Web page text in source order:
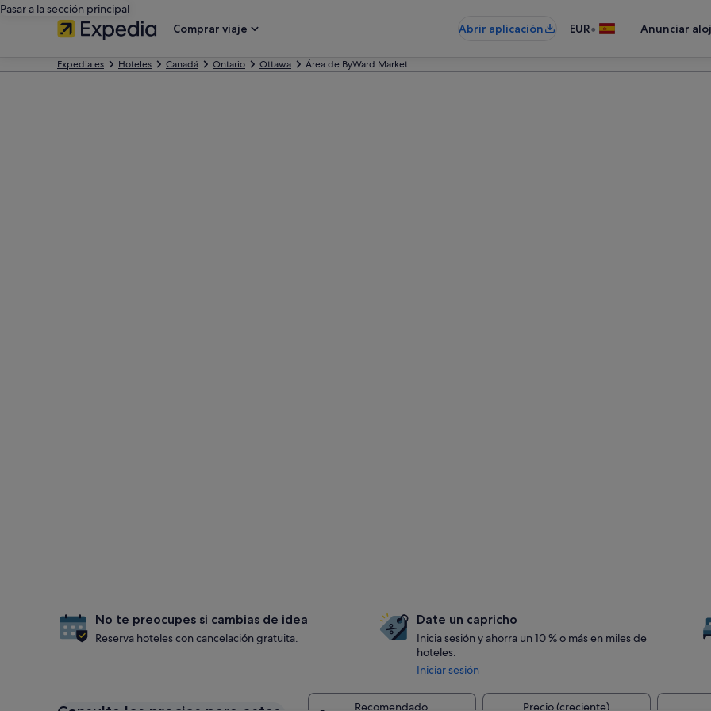
Pasar a la sección principal
Comprar viaje
Abrir aplicación EUR• Anunciar
Expedia.es Hoteles Canadá Ontario Ottawa Área de ByWard Market
No te preocupes si cambias de idea
Reserva hoteles con cancelación gratuita.
Date un capricho
Inicia sesión y ahorra un 10 % o más en miles de
hoteles.
Iniciar sesión
Recomendado Precio (creciente)